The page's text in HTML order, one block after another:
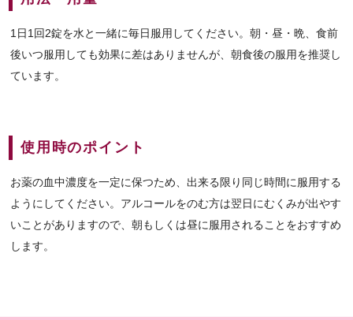
1日1回2錠を水と一緒に毎日服用してください。朝・昼・晩、食前
後いつ服用しても効果に差はありませんが、朝食後の服用を推奨し
ています。
使用時のポイント
お薬の血中濃度を一定に保つため、出来る限り同じ時間に服用する
ようにしてください。アルコールをのむ方は翌日にむくみが出やす
いことがありますので、朝もしくは昼に服用されることをおすすめ
します。